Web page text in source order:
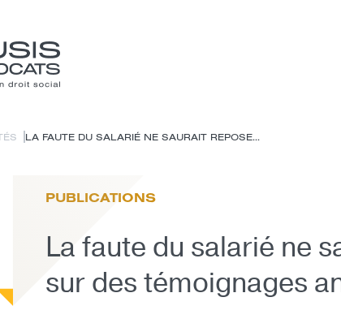
LA FAUTE DU SALARIÉ NE SAURAIT REPOSE...
PUBLICATIONS
La faute du salarié ne
sur des témoignages